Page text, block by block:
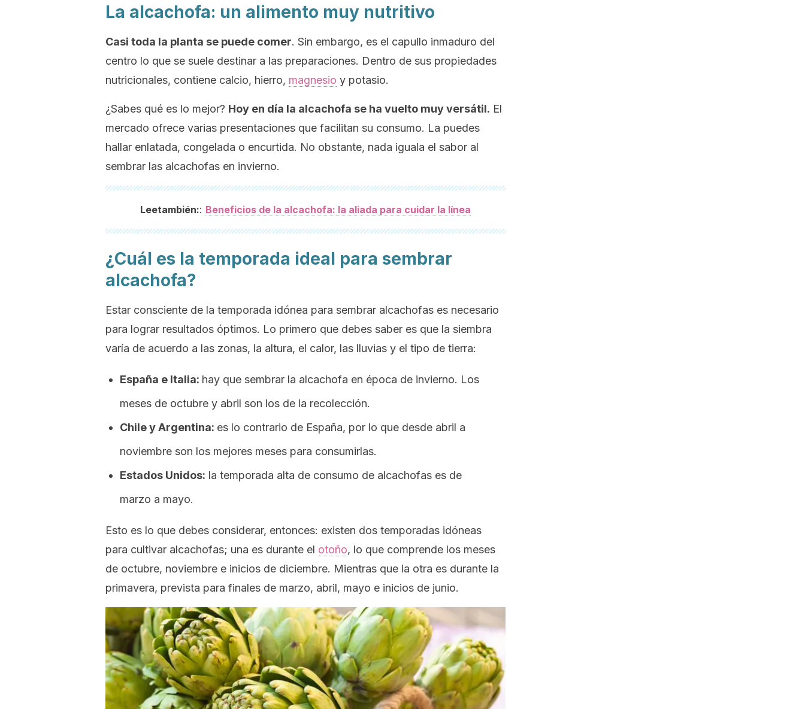
La alcachofa: un alimento muy nutritivo
Casi toda la planta se puede comer. Sin embargo, es el capullo inmaduro del
centro lo que se suele destinar a las preparaciones. Dentro de sus propiedades
nutricionales, contiene calcio, hierro, magnesio y potasio.
¿Sabes qué es lo mejor? Hoy en día la alcachofa se ha vuelto muy versátil. El
mercado ofrece varias presentaciones que facilitan su consumo. La puedes
hallar enlatada, congelada o encurtida. No obstante, nada iguala el sabor al
sembrar las alcachofas en invierno.
Leetambién:: Beneficios de la alcachofa: la aliada para cuidar la línea
¿Cuál es la temporada ideal para sembrar
alcachofa?
Estar consciente de la temporada idónea para sembrar alcachofas es necesario
para lograr resultados óptimos. Lo primero que debes saber es que la siembra
varía de acuerdo a las zonas, la altura, el calor, las lluvias y el tipo de tierra:
España e Italia: hay que sembrar la alcachofa en época de invierno. Los
meses de octubre y abril son los de la recolección.
Chile y Argentina: es lo contrario de España, por lo que desde abril a
noviembre son los mejores meses para consumirlas.
Estados Unidos: la temporada alta de consumo de alcachofas es de
marzo a mayo.
Esto es lo que debes considerar, entonces: existen dos temporadas idóneas
para cultivar alcachofas; una es durante el otoño, lo que comprende los meses
de octubre, noviembre e inicios de diciembre. Mientras que la otra es durante la
primavera, prevista para finales de marzo, abril, mayo e inicios de junio.